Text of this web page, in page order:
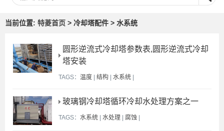
当前位置: 特菱首页 > 冷却塔配件 > 水系统
圆形逆流式冷却塔参数表,圆形逆流式冷却
塔安装
TAGS： 温度 | 结构 | 水系统 |
玻璃钢冷却塔循环冷却水处理方案之一
TAGS： 水系统 | 水处理 | 腐蚀 |